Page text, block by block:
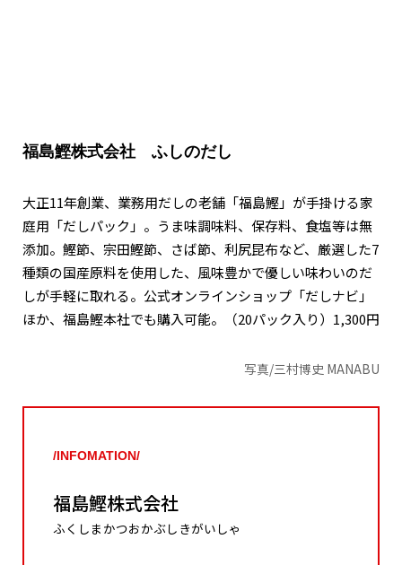
福島鰹株式会社 ふしのだし
大正11年創業、業務用だしの老舗「福島鰹」が手掛ける家
庭用「だしパック」。うま味調味料、保存料、食塩等は無
添加。鰹節、宗田鰹節、さば節、利尻昆布など、厳選した7
種類の国産原料を使用した、風味豊かで優しい味わいのだ
しが手軽に取れる。公式オンラインショップ「だしナビ」
ほか、福島鰹本社でも購入可能。（20パック入り）1,300円
写真/三村博史 MANABU
/INFOMATION/
福島鰹株式会社
ふくしまかつおかぶしきがいしゃ